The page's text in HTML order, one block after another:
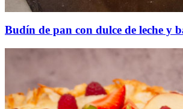
Budín de pan con dulce de leche y